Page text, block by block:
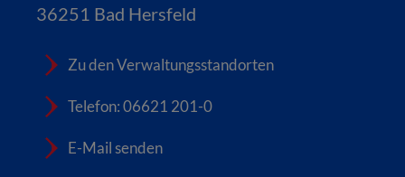
36251 Bad Hersfeld
Zu den Verwaltungsstandorten
Telefon: 06621 201-0
E-Mail senden